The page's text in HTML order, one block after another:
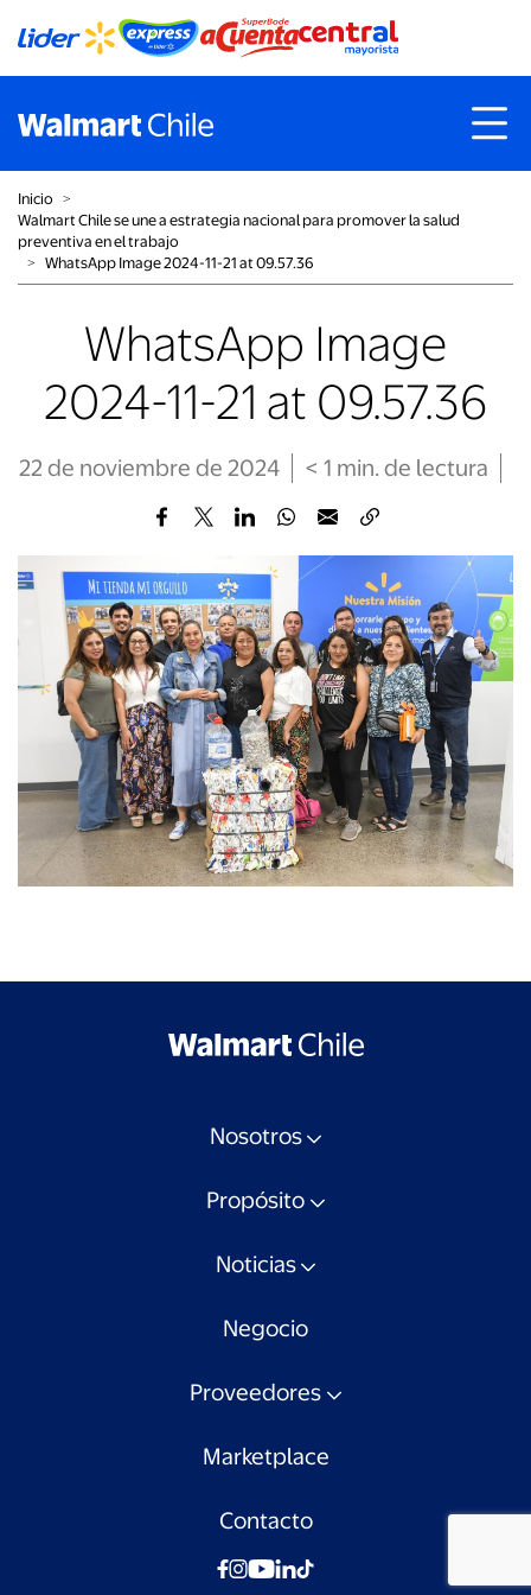
Inicio ˃
Walmart Chile se une a estrategia nacional para promover la salud
preventiva en el trabajo
˃ WhatsApp Image 2024-11-21 at 09.57.36
WhatsApp Image
2024-11-21 at 09.57.36
22 de noviembre de 2024 < 1 min. de lectura
Nosotros
Propósito
Noticias
Negocio
Proveedores
Marketplace
Contacto